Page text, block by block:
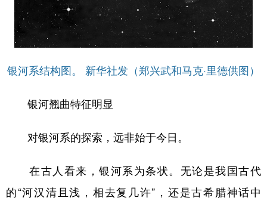
Русский язык 日本語 한국어
Deutsch Português
银河系结构图。 新华社发（郑兴武和马克·里德供图）
银河翘曲特征明显
对银河系的探索，远非始于今日。
在古人看来，银河系为条状。无论是我国古代
的“河汉清且浅，相去复几许”，还是古希腊神话中